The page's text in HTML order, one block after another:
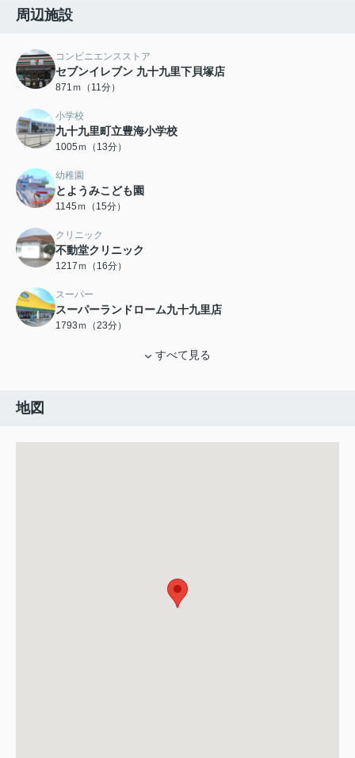
周辺施設
コンビニエンスストア
セブンイレブン 九十九里下貝塚店
871ｍ（11分）
小学校
九十九里町立豊海小学校
1005ｍ（13分）
幼稚園
とようみこども園
1145ｍ（15分）
クリニック
不動堂クリニック
1217ｍ（16分）
スーパー
スーパーランドローム九十九里店
1793ｍ（23分）
すべて見る
地図